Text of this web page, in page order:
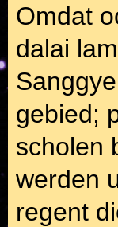
Omdat
dalai
gebied;
scholen
werden
regent